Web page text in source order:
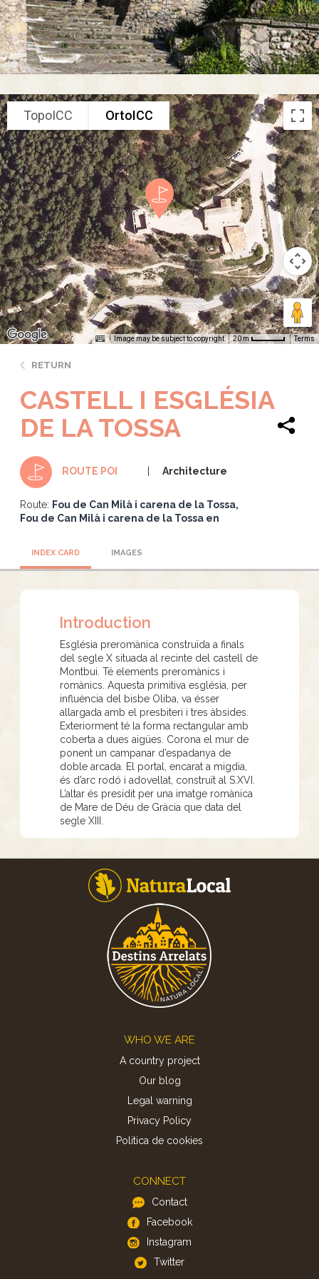
TopoICC OrtoICC
Image may be subject to copyright 20 m Terms
RETURN
CASTELL I ESGLÉSIA
DE LA TOSSA
ROUTE POI Architecture
Route: Fou de Can Milà i carena de la Tossa
Fou de Can Milà i carena de la Tossa en
INDEX CARD IMAGES
Introduction
Església preromànica construïda a finals
del segle X situada al recinte del castell de
Montbui. Té elements preromànics i
romànics. Aquesta primitiva església, per
influència del bisbe Oliba, va ésser
allargada amb el presbiteri i tres àbsides.
Exteriorment té la forma rectangular amb
coberta a dues aigües. Corona el mur de
ponent un campanar d’espadanya de
doble arcada. El portal, encarat a migdia,
és d’arc rodó i adovellat, construït al S.XVI.
L’altar és presidit per una imatge romànica
de Mare de Déu de Gràcia que data del
segle XIII.
WHO WE ARE
A country project
Our blog
Legal warning
Privacy Policy
Politica de cookies
CONNECT
Contact
Facebook
Instagram
Twitter